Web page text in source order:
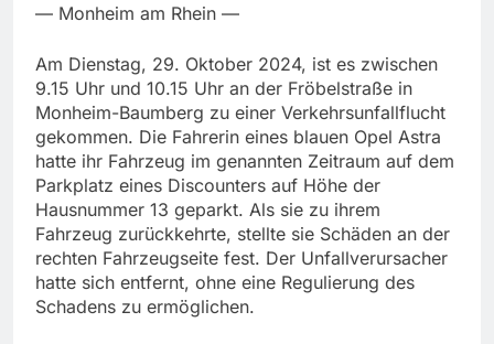
— Monheim am Rhein —
Am Dienstag, 29. Oktober 2024, ist es zwischen
9.15 Uhr und 10.15 Uhr an der Fröbelstraße in
Monheim-Baumberg zu einer Verkehrsunfallflucht
gekommen. Die Fahrerin eines blauen Opel Astra
hatte ihr Fahrzeug im genannten Zeitraum auf dem
Parkplatz eines Discounters auf Höhe der
Hausnummer 13 geparkt. Als sie zu ihrem
Fahrzeug zurückkehrte, stellte sie Schäden an der
rechten Fahrzeugseite fest. Der Unfallverursacher
hatte sich entfernt, ohne eine Regulierung des
Schadens zu ermöglichen.